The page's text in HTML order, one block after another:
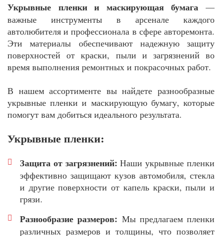
Укрывные пленки и маскирующая бумага —
важные инструменты в арсенале каждого
автолюбителя и профессионала в сфере авторемонта.
Эти материалы обеспечивают надежную защиту
поверхностей от краски, пыли и загрязнений во
время выполнения ремонтных и покрасочных работ.
В нашем ассортименте вы найдете разнообразные
укрывные пленки и маскирующую бумагу, которые
помогут вам добиться идеального результата.
Укрывные пленки:
Защита от загрязнений: Наши укрывные пленки
эффективно защищают кузов автомобиля, стекла
и другие поверхности от капель краски, пыли и
грязи.
Разнообразие размеров: Мы предлагаем пленки
различных размеров и толщины, что позволяет